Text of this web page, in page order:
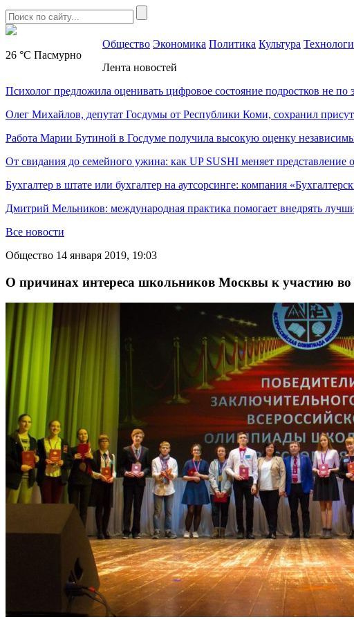
26 °C Пасмурно
Общество Экономика Политика Культура
Лента новостей
Психолог предложила оценивать цифровое состояние подростков не по
Олег Михайлов, депутат Госдумы от Республики Коми, сохранил
Работа Марии Бутиной в Госдуме получила высокую оценку
От свидания до семейного ужина: как UP SUSHI меняет представление
Бухгалтер в штате или бухгалтер на аутсорсинге: компания
Дмитрий Мельников: международная практика помогает внедрять
Все новости
Общество 14 января 2019, 19:03
О причинах интереса школьников Москвы к участию